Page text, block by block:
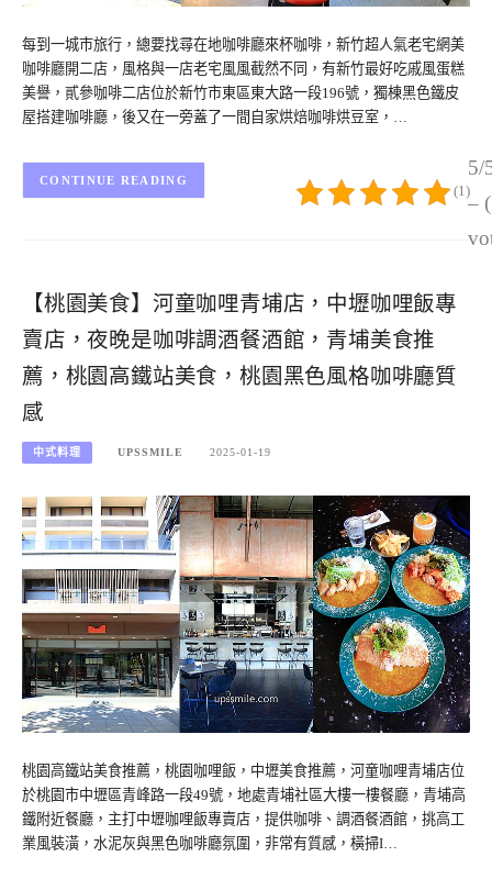
每到一城市旅行，總要找尋在地咖啡廳來杯咖啡，新竹超人氣老宅網美
咖啡廳開二店，風格與一店老宅風風截然不同，有新竹最好吃戚風蛋糕
美譽，貳參咖啡二店位於新竹市東區東大路一段196號，獨棟黑色鐵皮
屋搭建咖啡廳，後又在一旁蓋了一間自家烘焙咖啡烘豆室，…
5/
–
(1)
CONTINUE READING
【桃園美食】河童咖哩青埔店，中壢咖哩飯專
賣店，夜晚是咖啡調酒餐酒館，青埔美食推
薦，桃園高鐵站美食，桃園黑色風格咖啡廳質
感
中式料理 UPSSMILE 2025-01-19
桃園高鐵站美食推薦，桃園咖哩飯，中壢美食推薦，河童咖哩青埔店位
於桃園市中壢區青峰路一段49號，地處青埔社區大樓一樓餐廳，青埔高
鐵附近餐廳，主打中壢咖哩飯專賣店，提供咖啡、調酒餐酒館，挑高工
業風裝潢，水泥灰與黑色咖啡廳氛圍，非常有質感，橫掃I…